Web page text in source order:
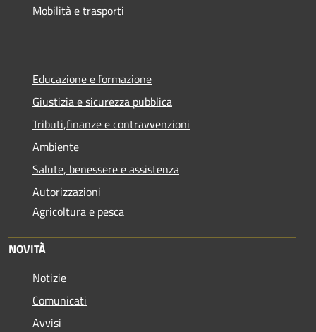
Mobilità e trasporti
Educazione e formazione
Giustizia e sicurezza pubblica
Tributi,finanze e contravvenzioni
Ambiente
Salute, benessere e assistenza
Autorizzazioni
Agricoltura e pesca
NOVITÀ
Notizie
Comunicati
Avvisi